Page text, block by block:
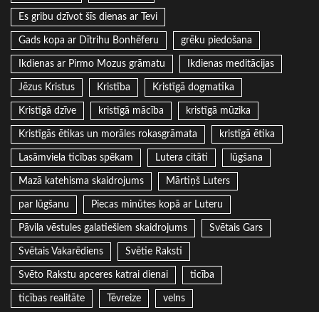
Es gribu dzīvot šīs dienas ar Tevi
Gads kopa ar Dītrihu Bonhēferu grēku piedošana
Ikdienas ar Pirmo Mozus grāmatu Ikdienas meditācijas
Jēzus Kristus Kristība Kristīgā dogmatika
Kristīgā dzīve kristīgā mācība kristīgā mūzika
Kristīgās ētikas un morāles rokasgrāmata kristīgā ētika
Lasāmviela ticības spēkam Lutera citāti lūgšana
Mazā katehisma skaidrojums Mārtiņš Luters
par lūgšanu Piecas minūtes kopā ar Luteru
Pāvila vēstules galatiešiem skaidrojums Svētais Gars
Svētais Vakarēdiens Svētie Raksti
Svēto Rakstu apceres katrai dienai ticība
ticības realitāte Tēvreize velns